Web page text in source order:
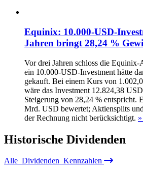
Equinix:
Jahren bringt 28,24 %
Vor drei Jahren schloss die
ein 10.000‑USD‑Investment hätte
gekauft. Bei einem Kurs von
wäre das Investment 12.824,38
Steigerung von 28,24 % entspricht.
Mrd. USD bewertet; Aktiensplits
der Rechnung nicht berücksichtigt.
Historische Dividenden
Alle Dividenden Kennzahlen